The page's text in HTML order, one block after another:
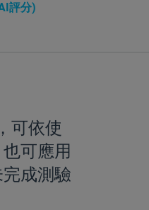
評分)
可依使
可應用
成測驗